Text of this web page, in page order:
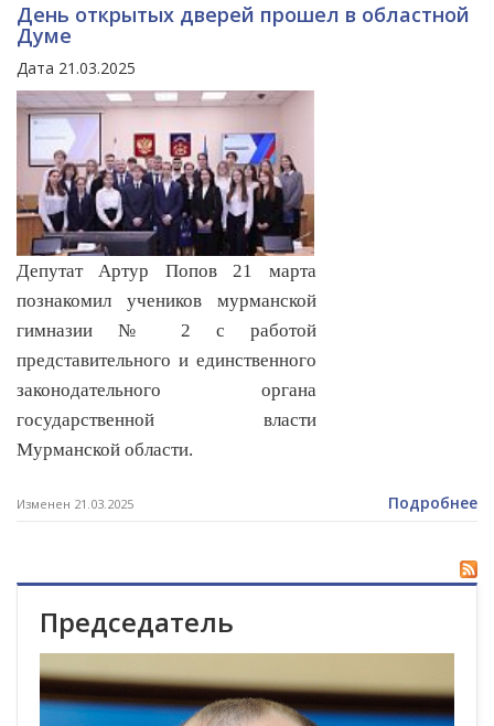
День открытых дверей прошел в областной
Думе
Дата 21.03.2025
Депутат Артур Попов 21 марта
познакомил учеников мурманской
гимназии № 2 с работой
представительного и единственного
законодательного органа
государственной власти
Мурманской области.
Изменен 21.03.2025 Подробнее
Председатель